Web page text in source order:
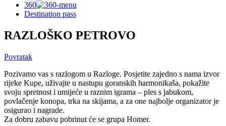
360
Destination pass
RAZLOŠKO PETROVO
Povratak
Pozivamo vas s razlogom u Razloge. Posjetite zajedno s nama izvor
rijeke Kupe, uživajte u nastupu goranskih harmonikaša, pokažite
svoju spretnost i umijeće u raznim igrama – ples s jabukom,
povlačenje konopa, trka na skijama, a za one najbolje organizator je
osigurao i nagrade.
Za dobru zabavu pobrinut će se grupa Homer.